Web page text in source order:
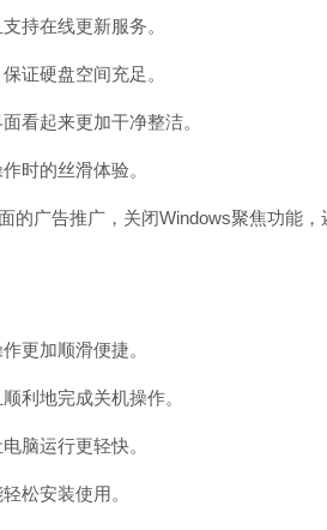
持在线更新服务。
证硬盘空间充足。
起来更加干净整洁。
时的丝滑体验。
广告推广，关闭Windows聚焦功能，
更加顺滑便捷。
利地完成关机操作。
脑运行更轻快。
松安装使用。